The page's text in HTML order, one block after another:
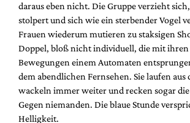
daraus eben nicht. Die Gruppe verzieht
stolpert und sich wie ein sterbender Vogel
Frauen wiederum mutieren zu staksigen
Doppel, bloß nicht individuell, die mit
Bewegungen einem Automaten
dem abendlichen Fernsehen. Sie laufen aus
wackeln immer weiter und recken sogar
Gegen niemanden. Die blaue Stunde
Helligkeit.